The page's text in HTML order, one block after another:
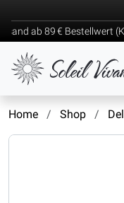
ab 89 € Bestellwert
Home Shop